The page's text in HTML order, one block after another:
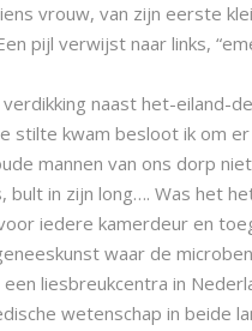
vrouw, van zijn eerste
pijl verwijst naar links,
naast het-eiland-
stilte kwam besloot ik om
mannen van ons dorp
bult in zijn long…. Was het
iedere kamerdeur en
waar de
een liesbreukcentra in
wetenschap in beide